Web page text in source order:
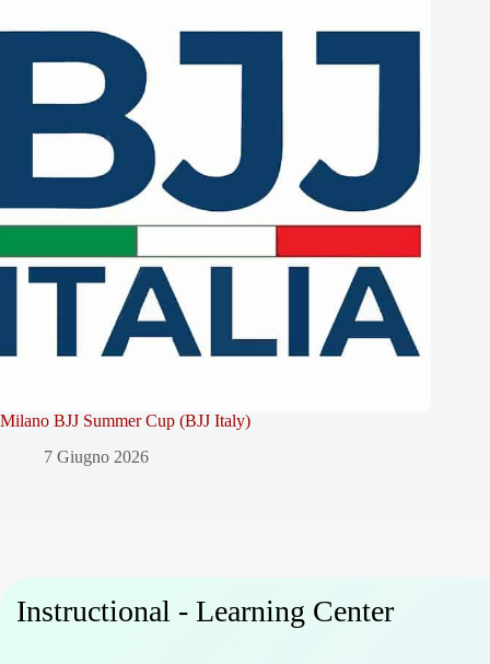
Milano BJJ Summer Cup (BJJ Italy)
7 Giugno 2026
Instructional - Learning Center